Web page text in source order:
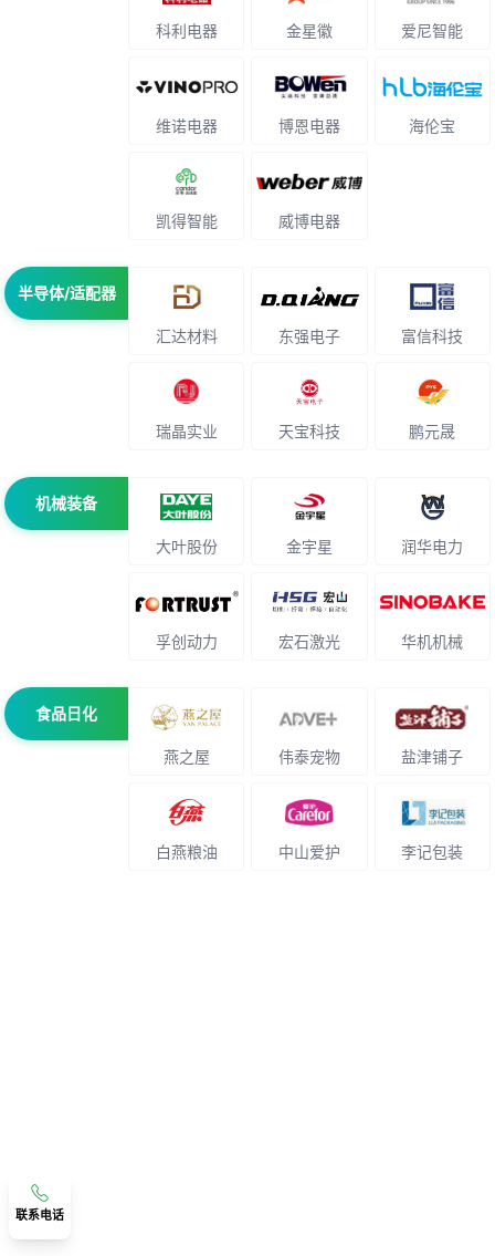
科利电器 金星徽 爱尼智能
维诺电器 博恩电器 海伦宝
凯得智能 威博电器
半导体/适配器
汇达材料 东强电子 富信科技
瑞晶实业 天宝科技 鹏元晟
机械装备
大叶股份 金宇星 润华电力
孚创动力 宏石激光 华机机械
食品日化
燕之屋 伟泰宠物 盐津铺子
白燕粮油 中山爱护 李记包装
联系电话